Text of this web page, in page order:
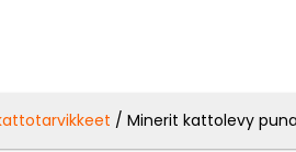
/ Minerit kattolevy